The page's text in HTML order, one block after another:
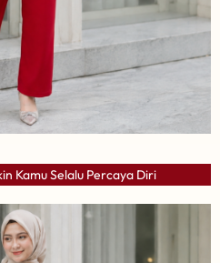
Kamu Selalu Percaya Diri